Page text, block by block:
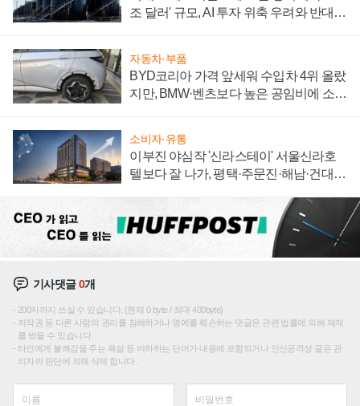
조 달러' 규모, AI 투자 위축 우려와 반대
자동차·부품
BYD코리아 가격 앞세워 수입차 4위 올랐
지만, BMW·벤츠보다 높은 공임비에 소비
소비자·유통
이부진 야심작 '신라스테이' 서울신라호
텔보다 잘 나가, 평택·주문진·해남·건대로
기사댓글0개
200자까지 쓰실 수 있습니다. (현재 0 byte / 최대 400byte)
저작권 등 다른 사람의 권리를 침해하거나 명예를 훼손하는 댓글은 관련 법률에 의해 제재
를 받을 수 있습니다.
타인에게 불쾌감을 주는 욕설 등 비하하는 단어가 내용에 포함되거나 인신공격성 글은 관
리자의 판단에 의해 삭제 합니다.